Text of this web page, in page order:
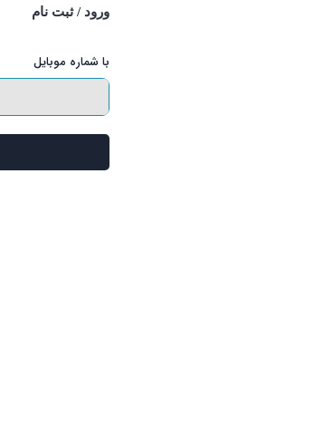
ورود / ثبت نام
با شماره موبایل